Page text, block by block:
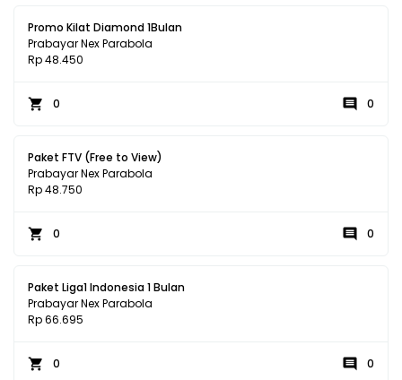
Promo Kilat Diamond 1Bulan
Prabayar Nex Parabola
Rp 48.450
0 0
Paket FTV (Free to View)
Prabayar Nex Parabola
Rp 48.750
0 0
Paket Liga1 Indonesia 1 Bulan
Prabayar Nex Parabola
Rp 66.695
0 0